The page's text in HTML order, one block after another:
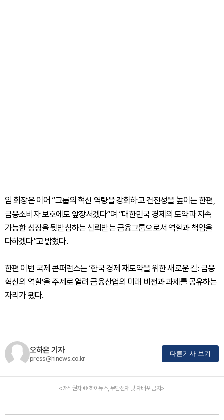
임 회장은 이어 “그룹의 혁신 역량을 강화하고 건전성을 높이는 한편,
금융소비자 보호에도 앞장서겠다”며 “대한민국 경제의 도약과 지속
가능한 성장을 뒷받침하는 신뢰받는 금융그룹으로서 역할과 책임을
다하겠다”고 밝혔다.
한편 이번 국제 콘퍼런스는 ‘한국 경제 재도약을 위한 새로운 길: 금융
혁신의 역할’을 주제로 열려 금융산업의 미래 비전과 과제를 공유하는
자리가 됐다.
오하은 기자
press@hinews.co.kr
다른기사 보기
<저작권자 © 하이뉴스, 무단전재 및 재배포 금지>